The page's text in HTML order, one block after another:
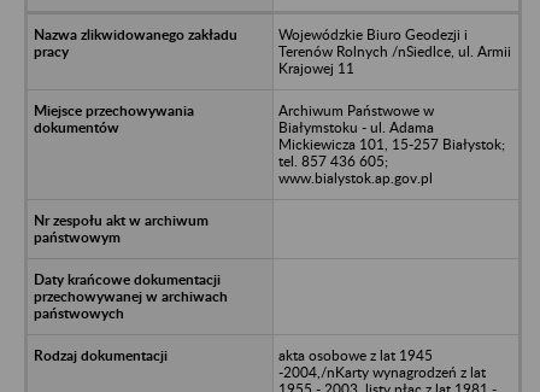
Wojewódzkie Biuro Geodezji i
Terenów Rolnych /nSiedlce, ul. Armii
Krajowej 11
Archiwum Państwowe w
Białymstoku - ul. Adama
Mickiewicza 101, 15-257 Białystok;
tel. 857 436 605;
www.bialystok.ap.gov.pl
akta osobowe z lat 1945
-2004,/nKarty wynagrodzeń z lat